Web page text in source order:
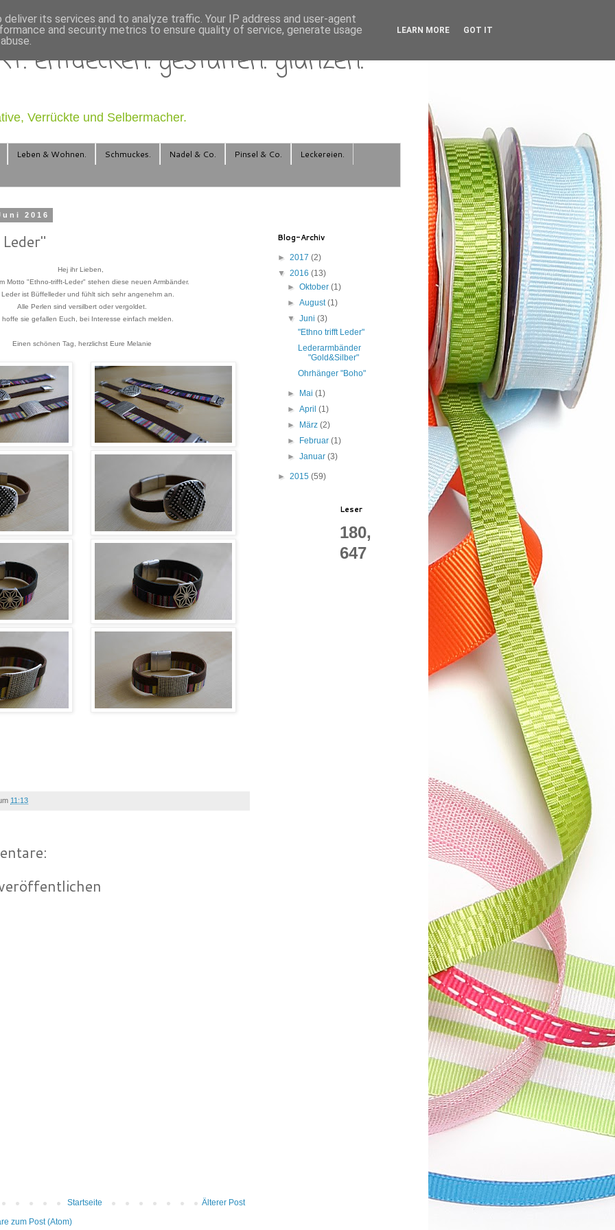
entdecken. gestalten. glänzen.
Verrückte und Selbermacher.
Leben & Wohnen. Schmuckes. Nadel & Co. Pinsel & Co. Leckereien.
2016
Hej ihr Lieben,
Motto "Ethno-trifft-Leder" stehen diese neuen Armbänder.
Leder ist Büffelleder und fühlt sich sehr angenehm an.
Alle Perlen sind versilbert oder vergoldet.
hoffe sie gefallen Euch, bei Interesse einfach melden.
Einen schönen Tag, herzlichst Eure Melanie
11:13
Älterer Post
Startseite
zum Post (Atom)
Blog-Archiv
► 2017 (2)
▼ 2016 (13)
►Oktober(1)
►August(1)
▼Juni(3)
"Ethno trifft Leder"
Lederarmbänder
"Gold&Silber"
Ohrhänger "Boho"
► Mai(1)
►April(1)
► März(2)
► Februar(1)
►Januar(3)
► 2015 (59)
Leser
180,
647
its services and to analyze traffic. Your IP address and user-agent
and security metrics to ensure quality of service, generate usage
LEARN MORE GOT IT